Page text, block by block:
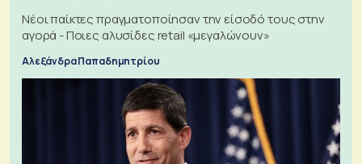
Νέοι παίκτες πραγματοποίησαν την είσοδό τους στην
αγορά - Ποιες αλυσίδες retail «μεγαλώνουν»
Αλεξάνδρα Παπαδημητρίου